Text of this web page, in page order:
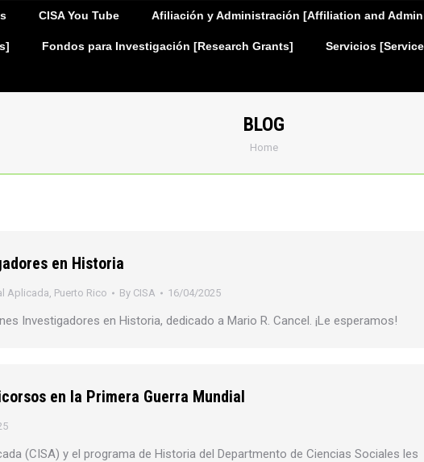
CISA You Tube Afiliación y Administración [Affiliation and
Fondos para Investigación [Research Grants] Servicios
BLOG
You are here:
Home
en Historia
Aplicada, Puerto Rico By CISA 16/04/2025
Investigadores en Historia, dedicado a Mario R. Cancel. ¡Le esperamos!
en la Primera Guerra Mundial
(CISA) y el programa de Historia del Departmento de Ciencias Sociales les